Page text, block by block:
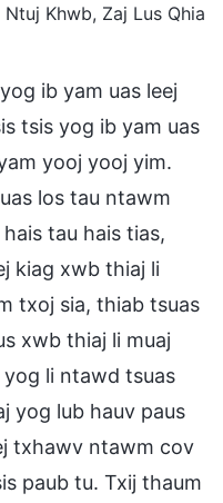
Khwb, Zaj Lus Qhia
ib yam uas leej
tsis yog ib yam uas
yooj yooj yim.
los tau ntawm
tau hais tias,
kiag xwb thiaj li
txoj sia, thiab tsuas
xwb thiaj li muaj
li ntawd tsuas
yog lub hauv paus
txhawv ntawm cov
paub tu. Txij thaum